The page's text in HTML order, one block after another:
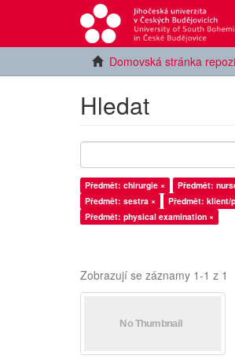
Domovská stránka
Hledat
Předmět: chirurgie × Předmět:
Předmět: sestra ×
Předmět: klient/
Předmět: physical examination ×
Zobrazují se záznamy 1-1 z 1